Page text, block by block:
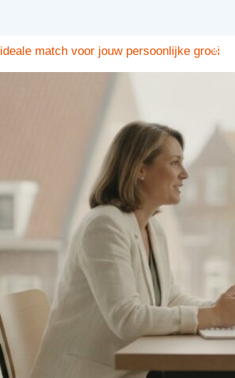
Ik
match voor jouw persoonlijke groei